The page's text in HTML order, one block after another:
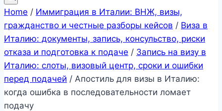
Home / Иммиграция в Италии: ВНЖ, визы,
гражданство и честные разборы кейсов / Виза в
Италию: документы, запись, консульство, риски
отказа и подготовка к подаче / Запись на визу в
Италию: слоты, визовый центр, сроки и ошибки
перед подачей / Апостиль для визы в Италию:
когда ошибка в последовательности ломает
подачу